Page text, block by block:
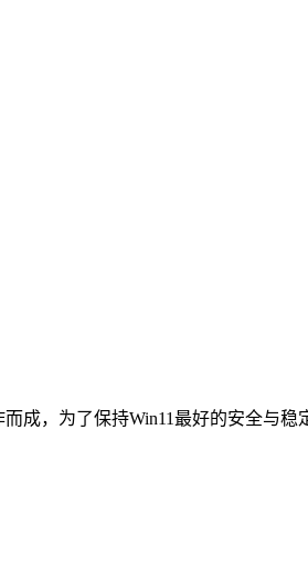
成，为了保持Win11最好的安全与